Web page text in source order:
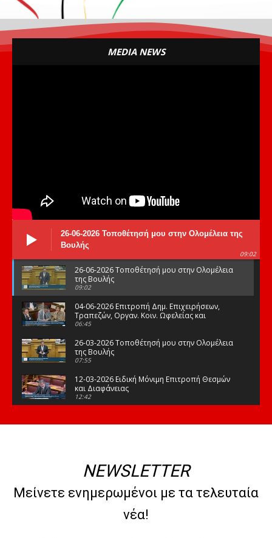
MEDIA NEWS
26-06-2026 Τοποθέτησή μου στην Ολομέλεια της
Βουλής
09:02
26-06-2026 Τοποθέτησή μου στην Ολομέλεια
της Βουλής
09:02
04-06-2026 Επιτροπή Δημ. Επιχειρήσεων,
Τραπεζών, Οργαν. Κοιν. Ωφελείας και
Φορέων Κοινων. Ασφάλισης
06:45
26-03-2026 Τοποθέτησή μου στην Ολομέλεια
της Βουλής
07:55
12-03-2026 Ειδική Μόνιμη Επιτροπή Θεσμών
και Διαφάνειας
12:42
της Βουλής
08:47
10-02-2026 Διαρκής Επιτροπή Μορφωτικών
Υποθέσεων
NEWSLETTER
Μείνετε ενημερωμένοι με τα τελευταία
νέα!